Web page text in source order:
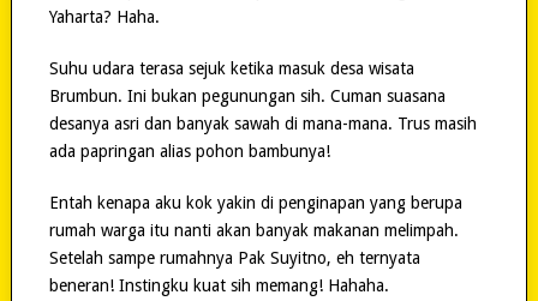
Yaharta? Haha.
Suhu udara terasa sejuk ketika masuk desa wisata
Brumbun. Ini bukan pegunungan sih. Cuman suasana
desanya asri dan banyak sawah di mana-mana. Trus masih
ada papringan alias pohon bambunya!
Entah kenapa aku kok yakin di penginapan yang berupa
rumah warga itu nanti akan banyak makanan melimpah.
Setelah sampe rumahnya Pak Suyitno, eh ternyata
beneran! Instingku kuat sih memang! Hahaha.